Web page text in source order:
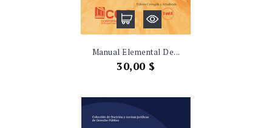
Manual Elemental De...
Precio
30,00 $